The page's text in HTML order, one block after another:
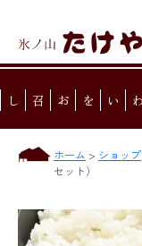
味わいを
ホーム > ショップ
セット）